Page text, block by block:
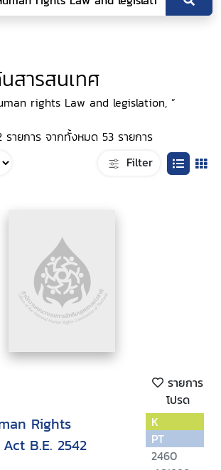
สารสนเทศ
rights Law and legislation, ”
รายการ จากทั้งหมด 53 รายการ
Filter
รายการ
โปรด
Rights
B.E. 2542
K
PT
2460